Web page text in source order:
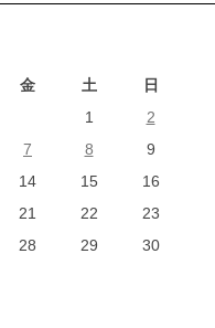
金 土 日
1
2
7 8
9
14 15
16
21 22
23
28 29
30